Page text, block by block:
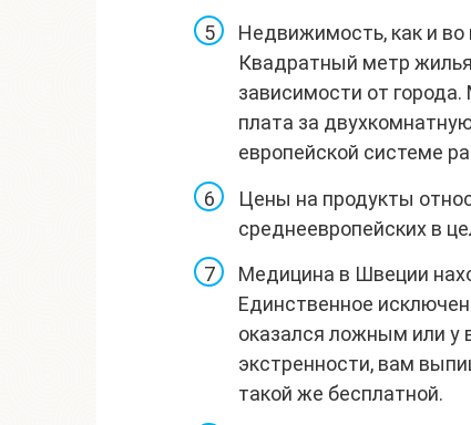
Недвижимость, как и во
Квадратный метр
зависимости от
плата за
европейской системе
Цены на продукты
среднеевропейских в
Медицина в Швеции
Единственное
оказался ложным или у
экстренности, вам
такой же бесплатной.